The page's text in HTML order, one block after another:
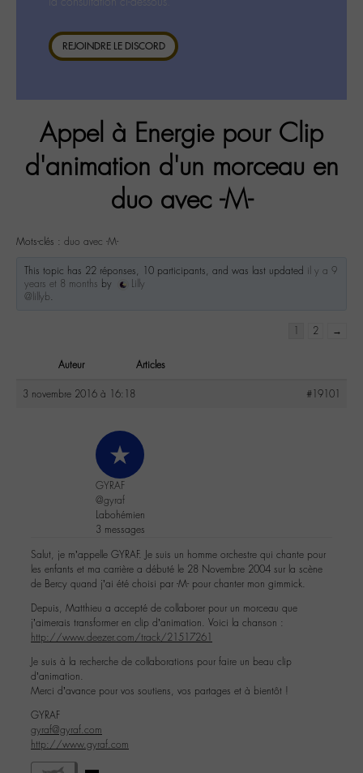
REJOINDRE LE DISCORD
Appel à Energie pour Clip
d'animation d'un morceau en
duo avec -M-
Mots-clés : duo avec -M-
This topic has 22 réponses, 10 participants, and was last updated il y a 9
years et 8 months by
Lilly
@lillyb.
1 2 →
Auteur Articles
3 novembre 2016 à 16:18 #19101
GYRAF
@gyraf
Labohémien
3 messages
Salut, je m’appelle GYRAF. Je suis un homme orchestre qui chante pour
les enfants et ma carrière a débuté le 28 Novembre 2004 sur la scène
de Bercy quand j’ai été choisi par -M- pour chanter mon gimmick.
Depuis, Matthieu a accepté de collaborer pour un morceau que
j’aimerais transformer en clip d’animation. Voici la chanson :
http://www.deezer.com/track/21517261
Je suis à la recherche de collaborations pour faire un beau clip
d’animation.
Merci d’avance pour vos soutiens, vos partages et à bientôt !
GYRAF
gyraf@gyraf.com
http://www.gyraf.com